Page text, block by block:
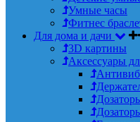
Умные часы
Фитнес
Для дома и дачи
3D картины
Аксессуары